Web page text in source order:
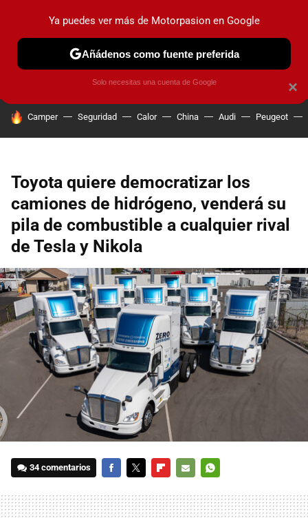
PRUEBAS COCHES ELÉCTRICOS OBSERVATORIO
HOY SE HABLA DE
Camper Seguridad Calor China Audi Peugeot
Toyota quiere democratizar los
camiones de hidrógeno, venderá su
pila de combustible a cualquier rival
de Tesla y Nikola
34 comentarios
MAIL
×
Ya puedes ver más de Motorpasion en Google
Añádenos como fuente preferida
Solo necesitas una cuenta de Google